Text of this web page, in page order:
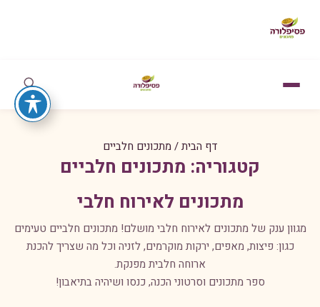
דף הבית/ מתכונים חלביים
קטגוריה: מתכונים חלביים
מתכונים לאירוח חלבי
מגוון ענק של מתכונים לאירוח חלבי מושלם! מתכונים חלביים טעימים
כגון: פיצות, מאפים, ירקות מוקרמים, לזניה וכל מה שצריך להכנת
ארוחה חלבית מפנקת.
ספר מתכונים וסרטוני הכנה, כנסו ושיהיה בתיאבון!